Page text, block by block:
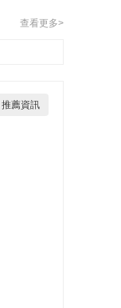
查看更多>
推薦資訊